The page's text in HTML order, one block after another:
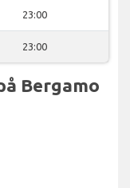
23:00
23:00
Bergamo